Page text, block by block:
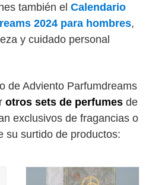
también el Calendario
2024 para hombres,
y cuidado personal
de Adviento Parfumdreams
otros sets de perfumes de
exclusivos de fragancias o
su surtido de productos: